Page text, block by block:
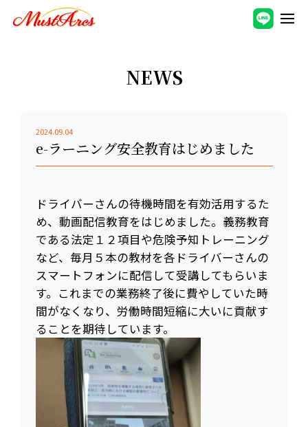
NEWS
2024.09.04
e-ラーニング安全教育はじめました
ドライバーさんの待機時間を有効活用するた
め、動画配信教育をはじめました。義務教育
である法定１２項目や危険予知トレーニング
など、毎月５本の教材を各ドライバーさんの
スマートフォンに配信して受講してもらいま
す。これまでの業務終了後に費やしていた時
間がなくなり、労働時間短縮に大いに貢献す
ることを期待しています。